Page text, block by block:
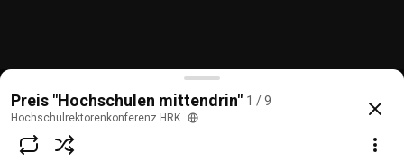
Preis für gesellschaftliches Engagement: Das
@hochschulrektorenkonferenz853 7 likes more
Subscribe
Preis "Hochschulen mittendrin" 1 / 9
Hochschulrektorenkonferenz HRK